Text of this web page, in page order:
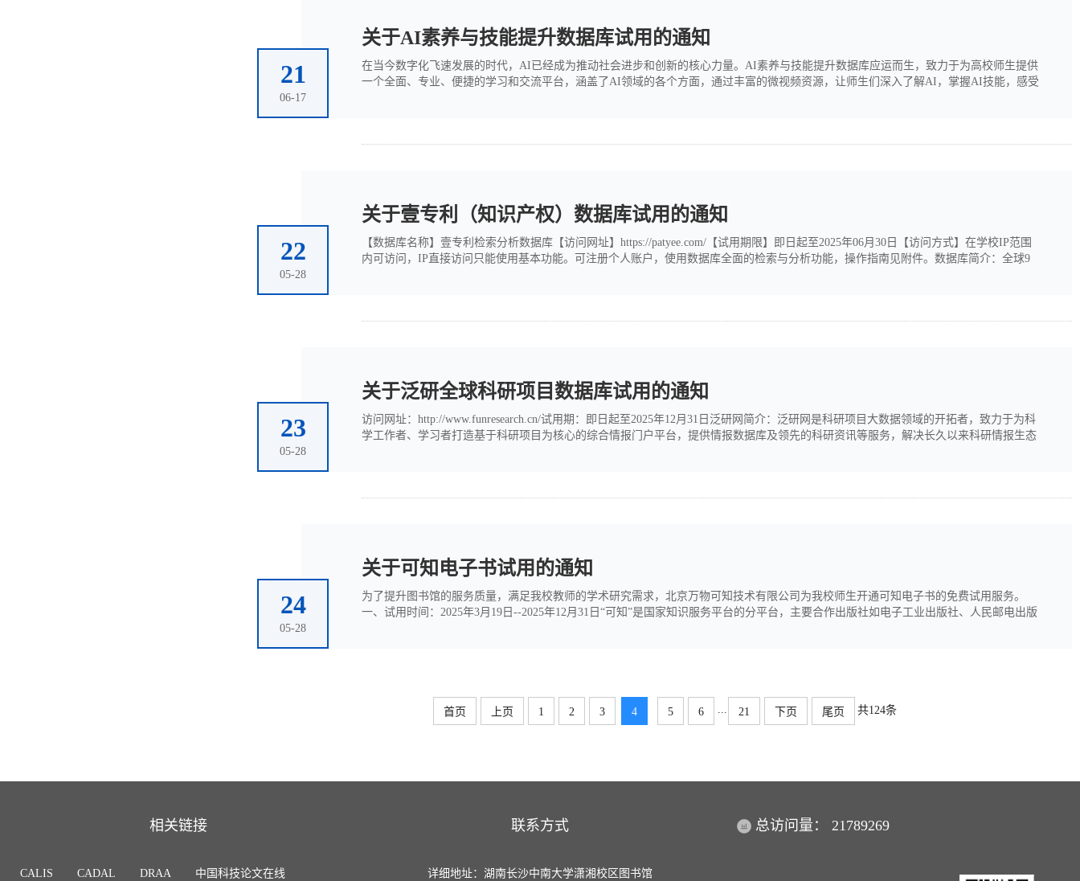
21
06-17
关于AI素养与技能提升数据库试用的通知
在当今数字化飞速发展的时代，AI已经成为推动社会进步和创新的核心力量。AI素养与技能提升数据库应运而生，致力于为高校师生提供
一个全面、专业、便捷的学习和交流平台，涵盖了AI领域的各个方面，通过丰富的微视频资源，让师生们深入了解AI，掌握AI技能，感受
22
05-28
关于壹专利（知识产权）数据库试用的通知
【数据库名称】壹专利检索分析数据库【访问网址】https://patyee.com/【试用期限】即日起至2025年06月30日【访问方式】在学校IP范围
内可访问，IP直接访问只能使用基本功能。可注册个人账户，使用数据库全面的检索与分析功能，操作指南见附件。数据库简介：全球9
23
05-28
关于泛研全球科研项目数据库试用的通知
访问网址：http://www.funresearch.cn/试用期：即日起至2025年12月31日泛研网简介：泛研网是科研项目大数据领域的开拓者，致力于为科
学工作者、学习者打造基于科研项目为核心的综合情报门户平台，提供情报数据库及领先的科研资讯等服务，解决长久以来科研情报生态
24
05-28
关于可知电子书试用的通知
为了提升图书馆的服务质量，满足我校教师的学术研究需求，北京万物可知技术有限公司为我校师生开通可知电子书的免费试用服务。
一、试用时间：2025年3月19日--2025年12月31日“可知”是国家知识服务平台的分平台，主要合作出版社如电子工业出版社、人民邮电出版
首页 上页 1 2 3 4 5 6 ... 21 下页 尾页 共124条
相关链接
CALIS CADAL DRAA 中国科技论文在线
联系方式
详细地址：湖南长沙中南大学潇湘校区图书馆
总访问量： 21789269